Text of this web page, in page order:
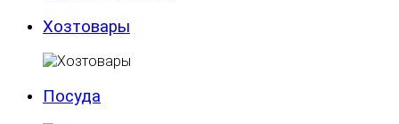
Хозтовары
Посуда